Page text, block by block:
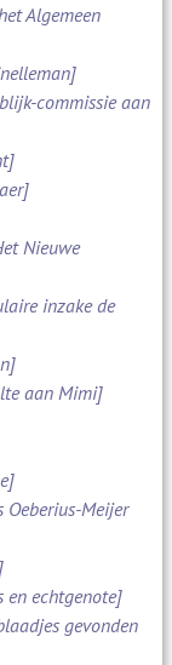
Algemeen
commissie aan
Nieuwe
inzake de
aan Mimi]
Oeberius-Meijer
en echtgenote]
gevonden